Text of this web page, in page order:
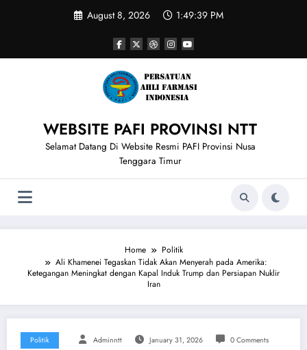
August 8, 2026 1:49:39 PM
WEBSITE PAFI PROVINSI NTT
Selamat Datang Di Website Resmi PAFI Provinsi Nusa
Tenggara Timur
Home
Politik
Ali Khamenei Tegaskan Tidak Akan Menyerah pada Amerika:
Ketegangan Meningkat dengan Kapal Induk Trump dan Persiapan Nuklir
Iran
Politik Adminntt January 31, 2026 0 Comments